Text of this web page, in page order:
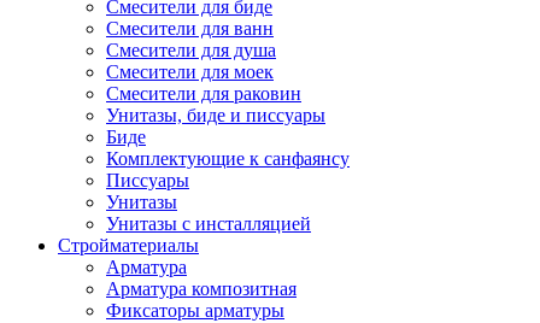
Смесители для биде
Смесители для ванн
Смесители для душа
Смесители для моек
Смесители для раковин
Унитазы, биде и писсуары
Биде
Комплектующие к санфаянсу
Писсуары
Унитазы
Унитазы с инсталляцией
Стройматериалы
Арматура
Арматура композитная
Фиксаторы арматуры